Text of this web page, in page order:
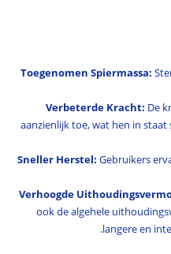
Toegenomen Spiermassa:
Verbeterde Kracht: De
aanzienlijk toe, wat hen in
Sneller Herstel: Gebruikers
Verhoogde
ook de algehele
langere en